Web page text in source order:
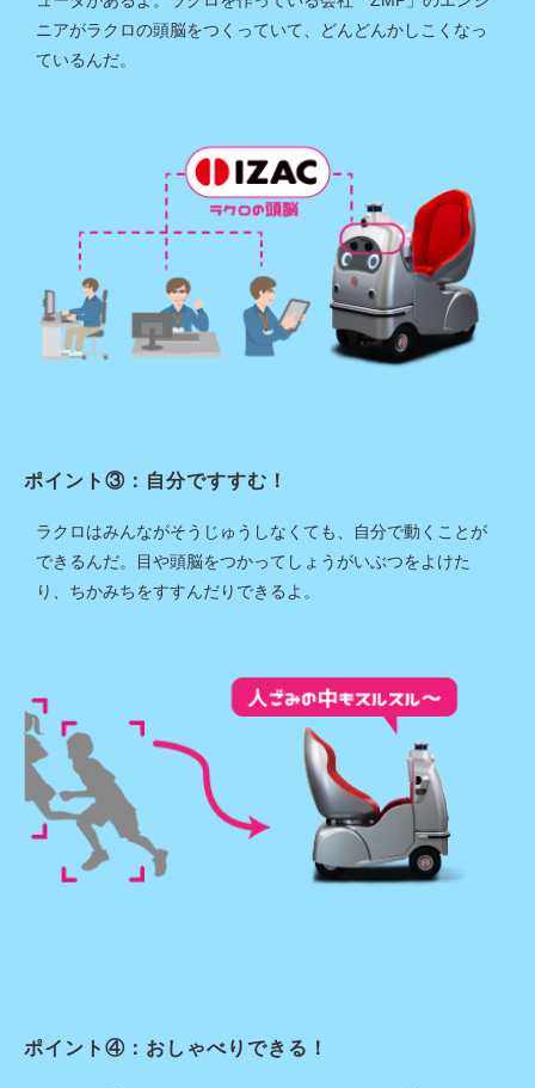
ニアがラクロの頭脳をつくっていて、どんどんかしこくなっ
ているんだ。
ポイント③：自分ですすむ！
ラクロはみんながそうじゅうしなくても、自分で動くことが
できるんだ。目や頭脳をつかってしょうがいぶつをよけた
り、ちかみちをすすんだりできるよ。
ポイント④：おしゃべりできる！